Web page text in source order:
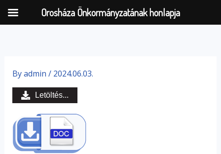
content
Byadmin / 2024.06.03.
Letöltés...
Orosháza Önkormányzatának honlapja